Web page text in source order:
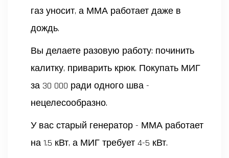
газ уносит, а ММА работает даже в
дождь.
Вы делаете разовую работу: починить
калитку, приварить крюк. Покупать МИГ
за 30 000 ради одного шва -
нецелесообразно.
У вас старый генератор - ММА работает
на 1.5 кВт, а МИГ требует 4-5 кВт.